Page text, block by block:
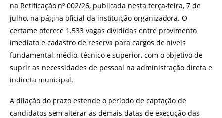
na Retificação nº 002/26, publicada nesta terça-feira, 7 de
julho, na página oficial da instituição organizadora. O
certame oferece 1.533 vagas divididas entre provimento
imediato e cadastro de reserva para cargos de níveis
fundamental, médio, técnico e superior, com o objetivo de
suprir as necessidades de pessoal na administração direta e
indireta municipal.
A dilação do prazo estende o período de captação de
candidatos sem alterar as demais datas de execução das